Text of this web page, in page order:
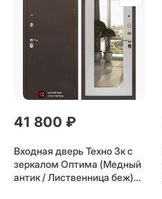
41 800 ₽
Входная дверь Техно 3к с
зеркалом Оптима (Медный
антик / Лиственница беж)